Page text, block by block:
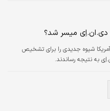
میسر شد؟
شیوه جدیدی را برای تشخیص
به نتیجه رساندند.